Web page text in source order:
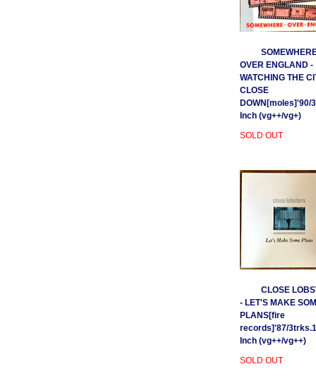
OVER ENGLAND -
WATCHING THE
CLOSE
DOWN[moles]'90/
Inch (vg++/vg+)
SOLD OUT
CLOSE
- LET'S MAKE
PLANS[fire
records]'87/
Inch (vg++/vg++)
SOLD OUT